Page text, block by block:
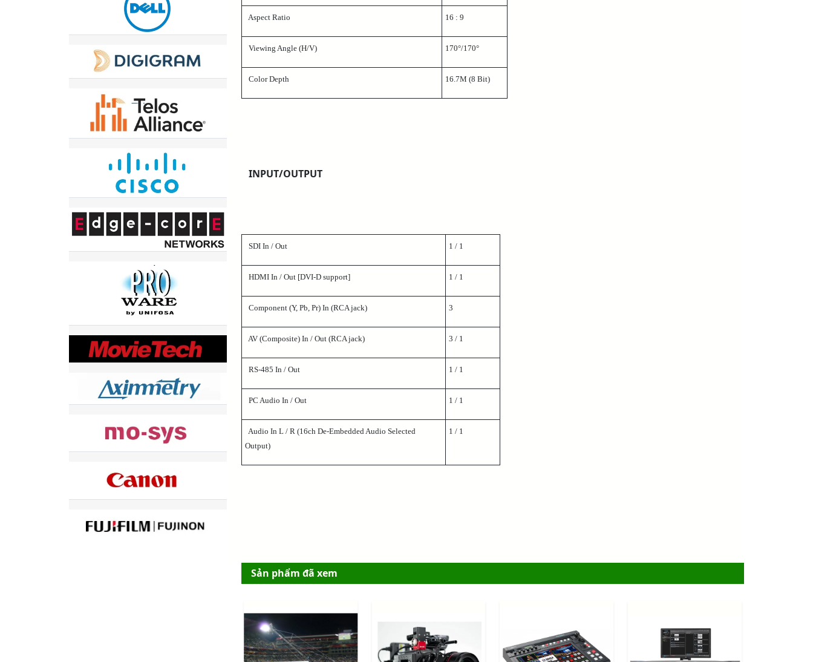
Aspect Ratio 16 : 9
Viewing Angle (H/V) 170°/170°
Color Depth 16.7M (8 Bit)
INPUT/OUTPUT
SDI In / Out 1 / 1
HDMI In / Out [DVI-D support] 1 / 1
Component (Y, Pb, Pr) In (RCA jack) 3
AV (Composite) In / Out (RCA jack) 3 / 1
RS-485 In / Out 1 / 1
PC Audio In / Out 1 / 1
Audio In L / R (16ch De-Embedded Audio Selected
Output)
1 / 1
Sản phẩm đã xem